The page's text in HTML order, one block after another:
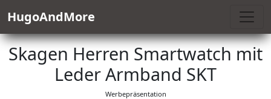
HugoAndMore
Skagen Herren Smartwatch mit
Leder Armband SKT
Werbepräsentation